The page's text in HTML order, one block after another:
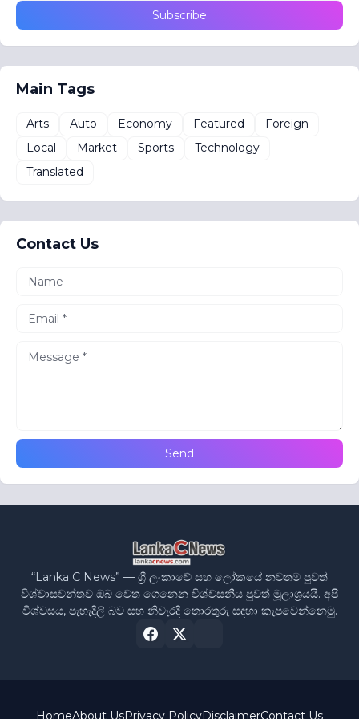
Main Tags
Arts Auto Economy Featured
Foreign
Local
Market Sports
Technology
Translated
Contact Us
“Lanka C News” — ශ්‍රී ලංකාවේ සහ ලෝකයේ නවතම පුවත්
විශ්වාසවන්තව ඔබ වෙත ගෙනෙන විශ්වසනීය පුවත් මූලාශ්‍රයයි. අපි
විශ්වසය, පැහැදිලි බව සහ නිවැරදි තොරතුරු සඳහා කැපවෙන්නෙමු.
HomeAbout UsPrivacy PolicyDisclaimerContact Us